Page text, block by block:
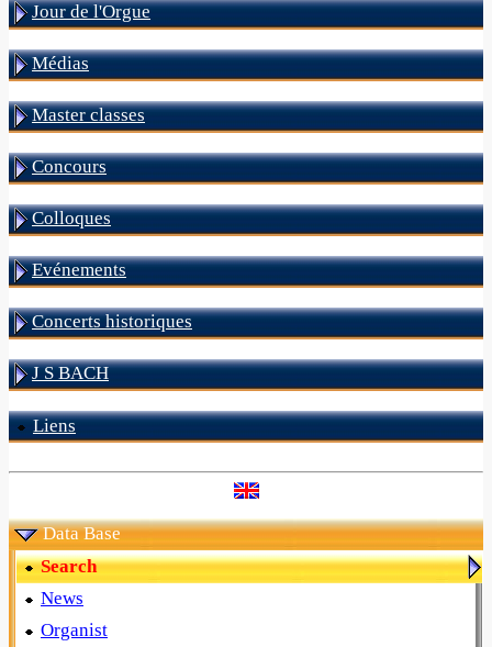
Jour de l'Orgue
Médias
Master classes
Concours
Colloques
Evénements
Concerts historiques
J S BACH
Liens
Data Base
Search
News
Organist